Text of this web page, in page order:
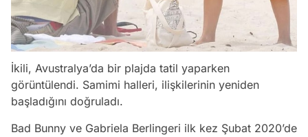
İkili, Avustralya’da bir plajda tatil yaparken
görüntülendi. Samimi halleri, ilişkilerinin yeniden
başladığını doğruladı.
Bad Bunny ve Gabriela Berlingeri ilk kez Şubat 2020’de